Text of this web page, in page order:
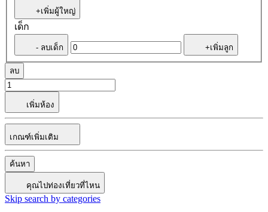
+เพิ่มผู้ใหญ่
เด็ก
- ลบเด็ก +เพิ่มลูก
ลบ
เพิ่มห้อง
เกณฑ์เพิ่มเติม
ค้นหา
คุณไปท่องเที่ยวที่ไหน
Skip search by categories